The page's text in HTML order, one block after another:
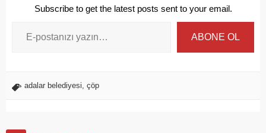
Subscribe to get the latest posts sent to your email.
ABONE OL
adalar belediyesi çöp